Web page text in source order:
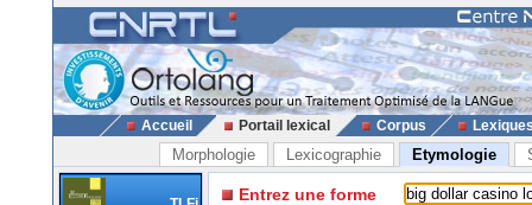
Accueil Portail lexical Corpus
Morphologie Lexicographie Etymologie
Entrez une forme